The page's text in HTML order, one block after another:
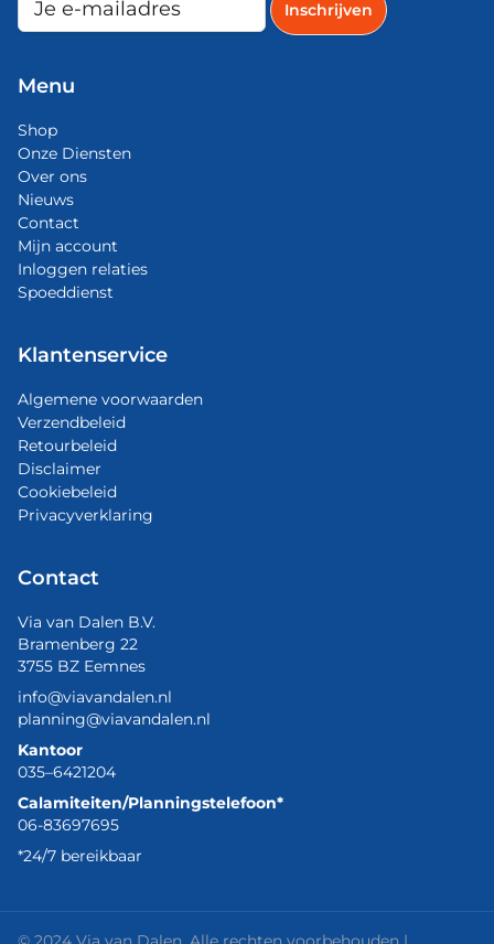
Menu
Shop
Onze Diensten
Over ons
Nieuws
Contact
Mijn account
Inloggen relaties
Spoeddienst
Klantenservice
Algemene voorwaarden
Verzendbeleid
Retourbeleid
Disclaimer
Cookiebeleid
Privacyverklaring
Contact
Via van Dalen B.V.
Bramenberg 22
3755 BZ Eemnes
info@viavandalen.nl
planning@viavandalen.nl
Kantoor
035–6421204
Calamiteiten/Planningstelefoon*
06-83697695
*24/7 bereikbaar